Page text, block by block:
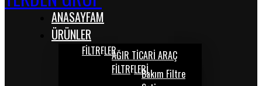
ANASAYFAM
ÜRÜNLER
FİLTRELERAĞIR TİCARİ ARAÇ
FİLTRELERİBakım Filtre